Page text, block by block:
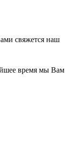
свяжется наш
время мы Вам